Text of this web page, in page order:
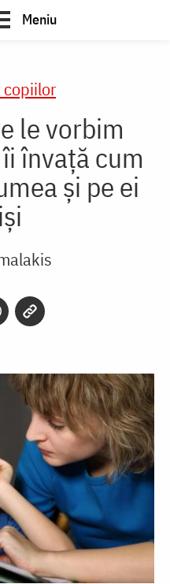
Meniu
copiilor
le vorbim
învață cum
și pe ei